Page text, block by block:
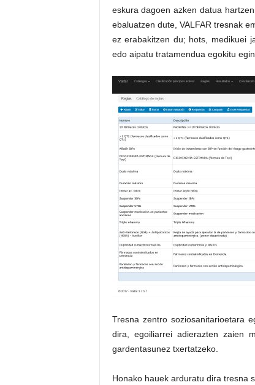
eskura dagoen azken datua
ebaluatzen dute, VALFAR tresnak
ez erabakitzen du; hots, medikuei
edo aipatu tratamendua egokitu
Tresna zentro soziosanitarioetara
dira, egoiliarrei adierazten zaien
gardentasunez txertatzeko.
Honako hauek arduratu dira tresna